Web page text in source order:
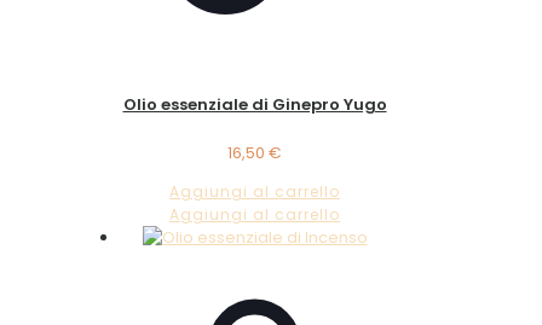
Olio essenziale di Ginepro Yugo
16,50 €
Aggiungi al carrello
Aggiungi al carrello